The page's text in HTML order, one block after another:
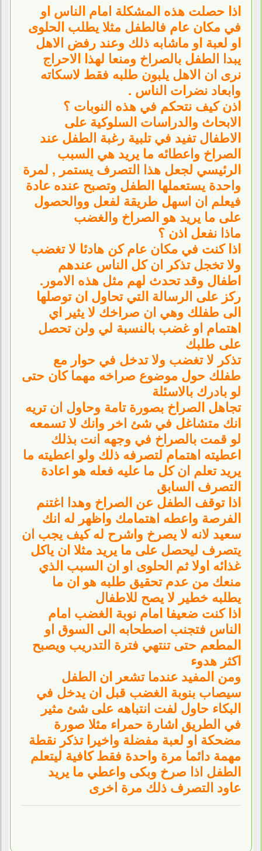
اذا حصلت هذه المشكلة امام الناس او
في مكان عام فالطفل مثلا يطلب الحلوى
او لعبة او ماشابه ذلك وعند رفض الاهل
يبدا الطفل بالصراخ ومنعا لهذا الاحراج
نرى ان الاهل يلبون طلبه فقط لاسكاته
وابعاد نضرات الناس .
اذن كيف نتحكم في هذه النوبات ؟
الابحاث والدراسات السلوكية على
الاطفال تفيد في تلبية رغبة الطفل عند
الصراخ واعطائه ما يريد هي السبب
الرئيسي لجعل هذا التصرف يستمر , لمرة
واحدة يستعملها الطفل وتصبح عنده عادة
فيعلم ان اسهل طريقة لفعل ووالحصول
على ما يريد هو الصراخ والغضب
ماذا نفعل اذن ؟
اذا كنت في مكان عام كن هادئا لا تغضب
ولا تخجل تذكر ان كل الناس عندهم
اطفال وقد تحدث لهم مثل هذه الامور.
ركز على الرسالة التي تحاول ان توصلها
الى طفلك وهي ان صراخك لا يثير اي
اهتمام او غضب بالنسبة لي ولن تحصل
على طلبك
تذكر لا تغضب ولا تدخل في حوار مع
طفلك حول موضوع صراخه مهما كان حتى
لو بادرك بالاسئلة
تجاهل الصراخ بصورة تامة وحاول ان تريه
انك متشاغل في شئ اخر وانك لا تسمعه
لو قمت بالصراخ في وجهه انت بذلك
اعطيته اهتمام لتصرفه ذلك ولو اعطيته ما
يريد تعلم ان كل ما عليه فعله هو اعادة
التصرف السابق
اذا توقف الطفل عن الصراخ وهدا اغتنم
الفرصة واعطه اهتمامك واظهر له انك
سعيد لانه لا يصرخ واشرح له كيف يجب ان
يتصرف ليحصل على ما يريد مثلا ان ياكل
غذائه اولا ثم الحلوى او ان السبب الذي
منعك من عدم تحقيق طلبه هو ان ما
يطلبه خطير لا يصح للاطفال
اذا كنت ضعيفا امام نوبة الغضب امام
الناس فتجنب اصطحابه الى السوق او
المطعم حتى تنتهي فترة التدريب ويصبح
اكثر هدوء
ومن المفيد عندما تشعر ان الطفل
سيصاب بنوبة الغضب قبل ان يدخل في
البكاء حاول لفت انتباهه على شئ مثير
في الطريق اشارة حمراء مثلا صورة
مضحكة او لعبة مفضلة واخيرا تذكر نقطة
مهمة دائما مرة واحدة فقط كافية ليتعلم
الطفل اذا صرخ وبكى واعطي ما يريد
عاود التصرف ذلك مرة اخرى